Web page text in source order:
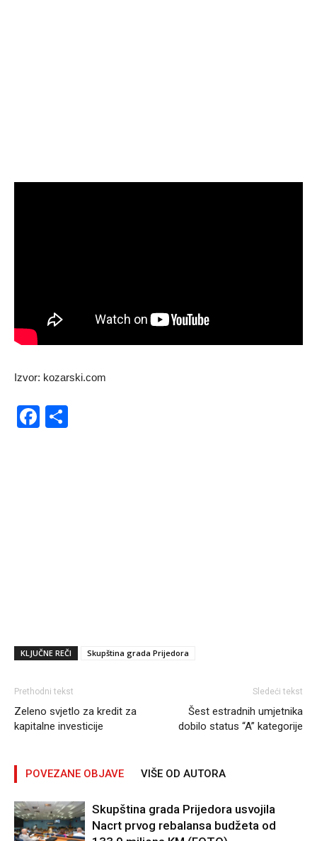
Izvor: kozarski.com
Facebook
KLJUČNE REČI Skupština grada Prijedora
Prethodni tekst
Zeleno svjetlo za kredit za
kapitalne investicije
Sledeći tekst
Šest estradnih umjetnika
dobilo status “A” kategorije
POVEZANE OBJAVE VIŠE OD AUTORA
Skupština grada Prijedora usvojila
Nacrt prvog rebalansa budžeta od